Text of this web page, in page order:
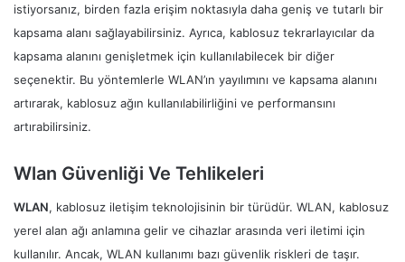
istiyorsanız, birden fazla erişim noktasıyla daha geniş ve tutarlı bir
kapsama alanı sağlayabilirsiniz. Ayrıca, kablosuz tekrarlayıcılar da
kapsama alanını genişletmek için kullanılabilecek bir diğer
seçenektir. Bu yöntemlerle WLAN’ın yayılımını ve kapsama alanını
artırarak, kablosuz ağın kullanılabilirliğini ve performansını
artırabilirsiniz.
Wlan Güvenliği Ve Tehlikeleri
WLAN, kablosuz iletişim teknolojisinin bir türüdür. WLAN, kablosuz
yerel alan ağı anlamına gelir ve cihazlar arasında veri iletimi için
kullanılır. Ancak, WLAN kullanımı bazı güvenlik riskleri de taşır.